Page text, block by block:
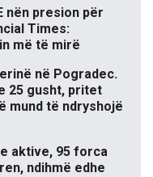
nën presion për
Times:
më të mirë
në Pogradec.
25 gusht, pritet
mund të ndryshojë
aktive, 95 forca
ndihmë edhe